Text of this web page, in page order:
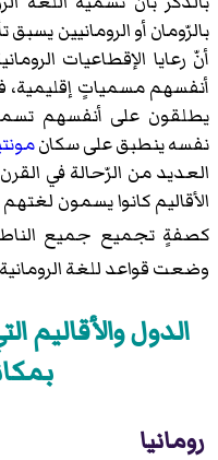
بالرّومان أو الرومانيين
أنّ رعايا الإقطاعيات
أنفسهم مسمياتٍ إقليمية،
يطلقون على أنفسهم
نفسه ينطبق على سكان
العديد من الرّحالة في
الأقاليم كانوا يسمون
كصفةٍ تجميع جميع
وضعت قواعد للغة
الدول والأقاليم
رومانيا